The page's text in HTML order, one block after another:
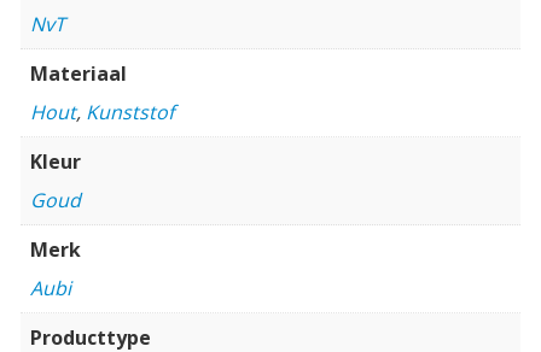
NvT
Materiaal
Hout, Kunststof
Kleur
Goud
Merk
Aubi
Producttype